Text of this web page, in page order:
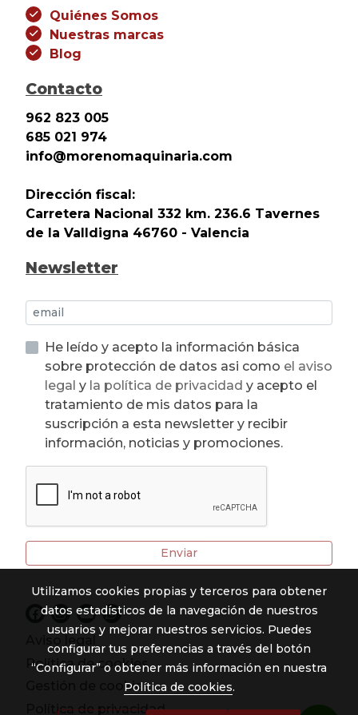
Quiénes Somos
Nuestras marcas
Blog
Contacto
962 823 005
685 021 974
info@morenomaquinaria.com
Dirección fiscal:
Carretera Nacional 332 km. 236.6 Tavernes
de la Valldigna 46760 - Valencia
Newsletter
He leído y acepto la información básica
sobre protección de datos asi como el aviso
legal y la política de privacidad y acepto el
tratamiento de mis datos para la
suscripción a esta newsletter y recibir
información, noticias y promociones.
Enviar
Aviso legal
Política de cookies
Gestión de cookies
Política de privacidad
Utilizamos cookies propias y terceros para obtener
datos estadísticos de la navegación de nuestros
usuarios y mejorar nuestros servicios. Puedes
configurar tus preferencias a través del botón
“Configurar” o obtener más información en nuestra
Política de cookies.